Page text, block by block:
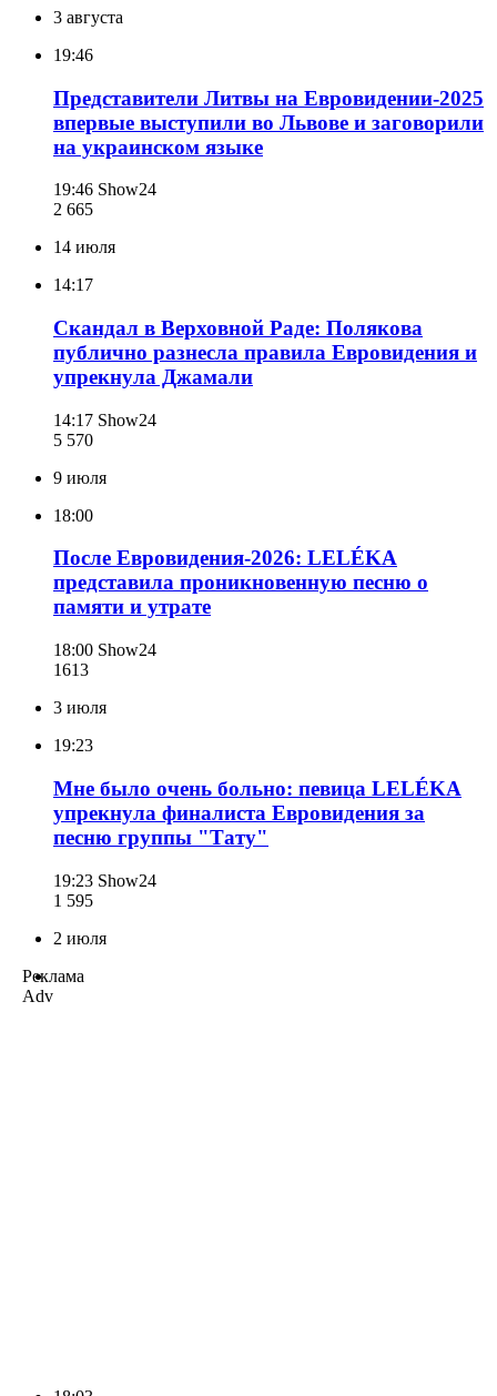
3 августа
19:46
Представители Литвы на Евровидении-2025
впервые выступили во Львове и заговорили
на украинском языке
19:46 Show24
2 665
14 июля
14:17
Скандал в Верховной Раде: Полякова
публично разнесла правила Евровидения и
упрекнула Джамали
14:17 Show24
5 570
9 июля
18:00
После Евровидения-2026: LELÉKA
представила проникновенную песню о
памяти и утрате
18:00 Show24
1613
3 июля
19:23
Мне было очень больно: певица LELÉKA
упрекнула финалиста Евровидения за
песню группы "Тату"
19:23 Show24
1 595
2 июля
Реклама
Adv